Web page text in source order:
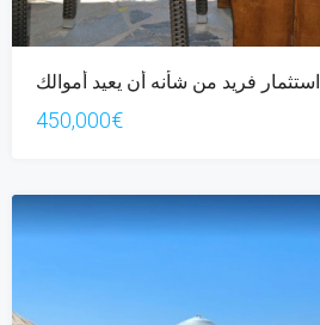
استثمار فريد من شأنه أن يعيد أموالك
450,000€